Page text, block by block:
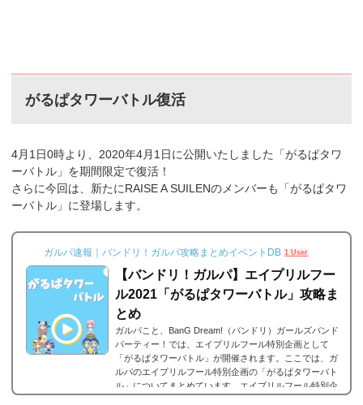
がるぱタワーバトル復活
4月1日0時より、2020年4月1日に公開いたしました「がるぱタワ
ーバトル」を期間限定で復活！
さらに今回は、新たにRAISE A SUILENのメンバーも「がるぱタワ
ーバトル」に登場します。
ガルパ速報｜バンドリ！ガルパ攻略まとめイベントDB 1 User
【バンドリ！ガルパ】エイプリルフー
ル2021「がるぱタワーバトル」攻略ま
とめ
ガルパこと、BanG Dream!（バンドリ）ガールズバンド
パーティー！では、エイプリルフール特別企画として
「がるぱタワーバトル」が開催されます。ここでは、ガ
ルパのエイプリルフール特別企画の「がるぱタワーバト
ル」についてまとめています。エイプリルフール特別企